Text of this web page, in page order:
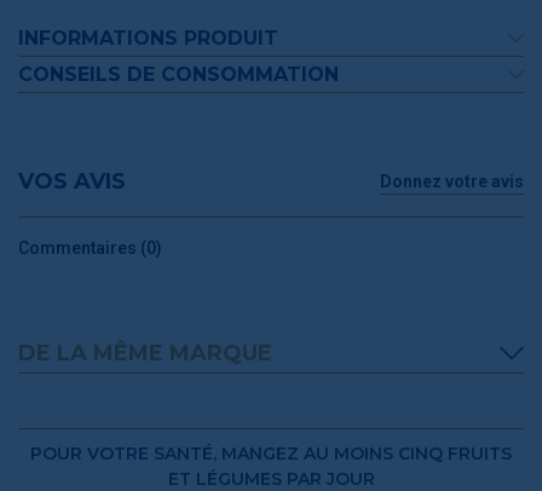
INFORMATIONS PRODUIT
CONSEILS DE CONSOMMATION
VOS AVIS Donnez votre avis
Commentaires (0)
DE LA MÊME MARQUE
POUR VOTRE SANTÉ, MANGEZ AU MOINS CINQ FRUITS
ET LÉGUMES PAR JOUR